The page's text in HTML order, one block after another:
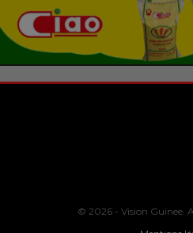
© 2026 - Vision Guinee.